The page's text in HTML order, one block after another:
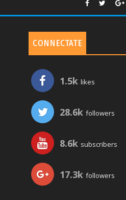
CONNECTATE
1.5k likes
28.6k followers
8.6k subscribers
17.3k followers